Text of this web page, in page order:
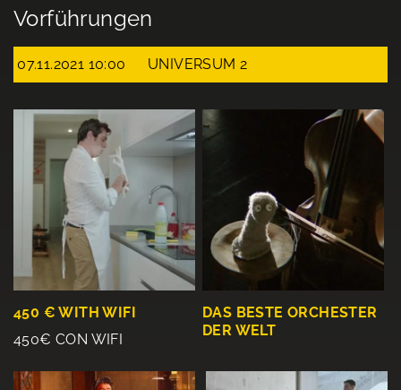
Vorführungen
07.11.2021 10:00 UNIVERSUM 2
450 € WITH WIFI
450€ CON WIFI
DAS BESTE ORCHESTER
DER WELT